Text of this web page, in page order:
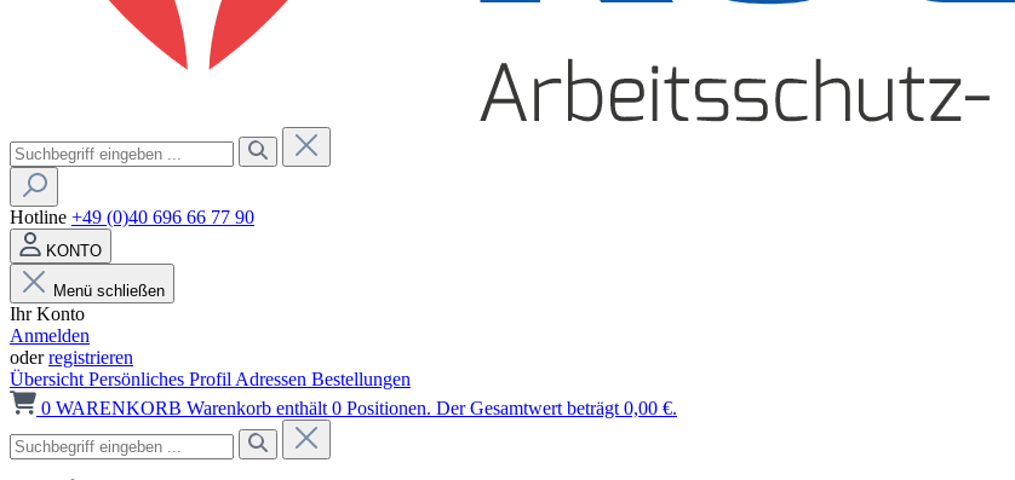
Hotline +49 (0)40 696 66 77 90
KONTO
Menü schließen
Ihr Konto
Anmelden
oderregistrieren
Übersicht Persönliches Profil Adressen Bestellungen
0 WARENKORB Warenkorb enthält 0 Positionen. Der Gesamtwert beträgt 0,00 €.